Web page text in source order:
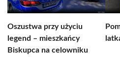
Oszustwa przy użyciu
legend – mieszkańcy
Biskupca na celowniku